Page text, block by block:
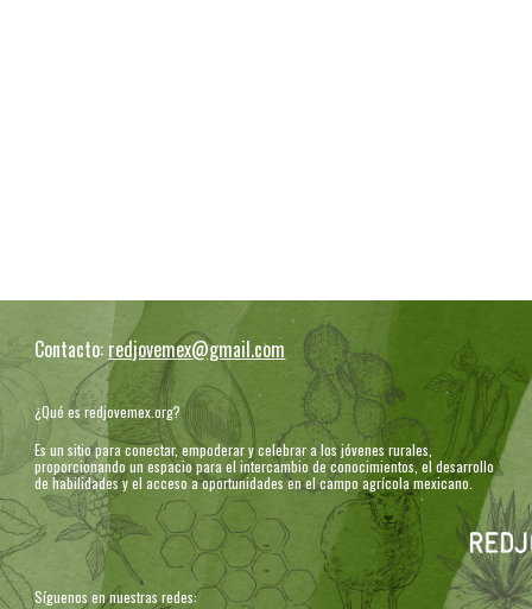
Contacto: redjovemex@gmail.com
¿Qué es redjovemex.org?
Es un sitio para conectar, empoderar y celebrar a los jóvenes rurales,
proporcionando un espacio para el intercambio de conocimientos, el desarrollo
de habilidades y el acceso a oportunidades en el campo agrícola mexicano.
Síguenos en nuestras redes: